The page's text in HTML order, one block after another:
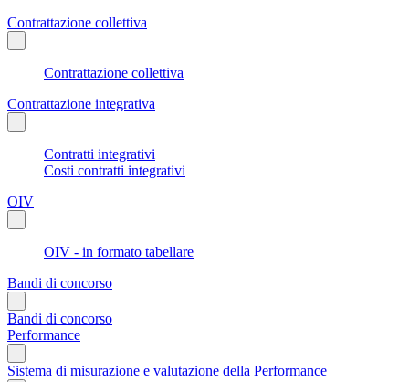
Contrattazione collettiva
Contrattazione collettiva
Contrattazione integrativa
Contratti integrativi
Costi contratti integrativi
OIV
OIV - in formato tabellare
Bandi di concorso
Bandi di concorso
Performance
Sistema di misurazione e valutazione della Performance